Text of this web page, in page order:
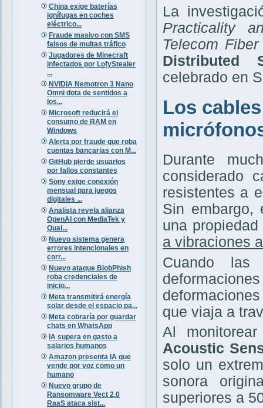
China exige baterías
ignífugas en coches
eléctrico...
Fraude masivo con SMS
falsos de multas tráfico
Jugadores de Minecraft
infectados por LofyStealer
...
NVIDIA Nemotron 3 Nano
Omni dota de sentidos a
los...
Microsoft reducirá el
consumo de RAM en
Windows
Alerta por fraude que roba
cuentas bancarias con M...
GitHub pierde usuarios
por fallos constantes
Sony exige conexión
mensual para juegos
digitales ...
Analista revela alianza
OpenAI con MediaTek y
Qual...
Nuevo sistema genera
errores intencionales en
corr...
Nuevo ataque BlobPhish
roba credenciales de
inicio...
Meta transmitirá energía
solar desde el espacio pa...
Meta cobraría por guardar
chats en WhatsApp
IA supera en gasto a
salarios humanos
Amazon presenta IA que
vende por voz como un
humano
Nuevo grupo de
Ransomware Vect 2.0
RaaS ataca sist...
La
Practicality
Telecom
Distributed
celebrado en
Los
Durante
considerado
resistentes a
Sin embargo,
una
a vibraciones
Cuando las
que viaja a
Al
Acoustic
solo un
sonora
superiores a